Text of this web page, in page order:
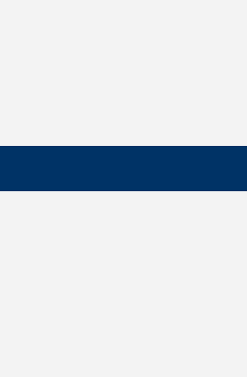
fäkalienfreie Abwässer aus dem
entsorgen. Mit den vielfältigen
sie flexibel einsetzbar und eignen sich
Modernisierungs- und
je nach Baugröße bis zu drei Zuläufe
Dusche, Badewanne,
angeschlossen werden.
entsorgen die mit Schneidwerk
DrainLift Mini3‑XS/WC und Mini5 XS/WC.
die geringen Abmessungen ermöglichen
eine gängige Vorwandinstallation.